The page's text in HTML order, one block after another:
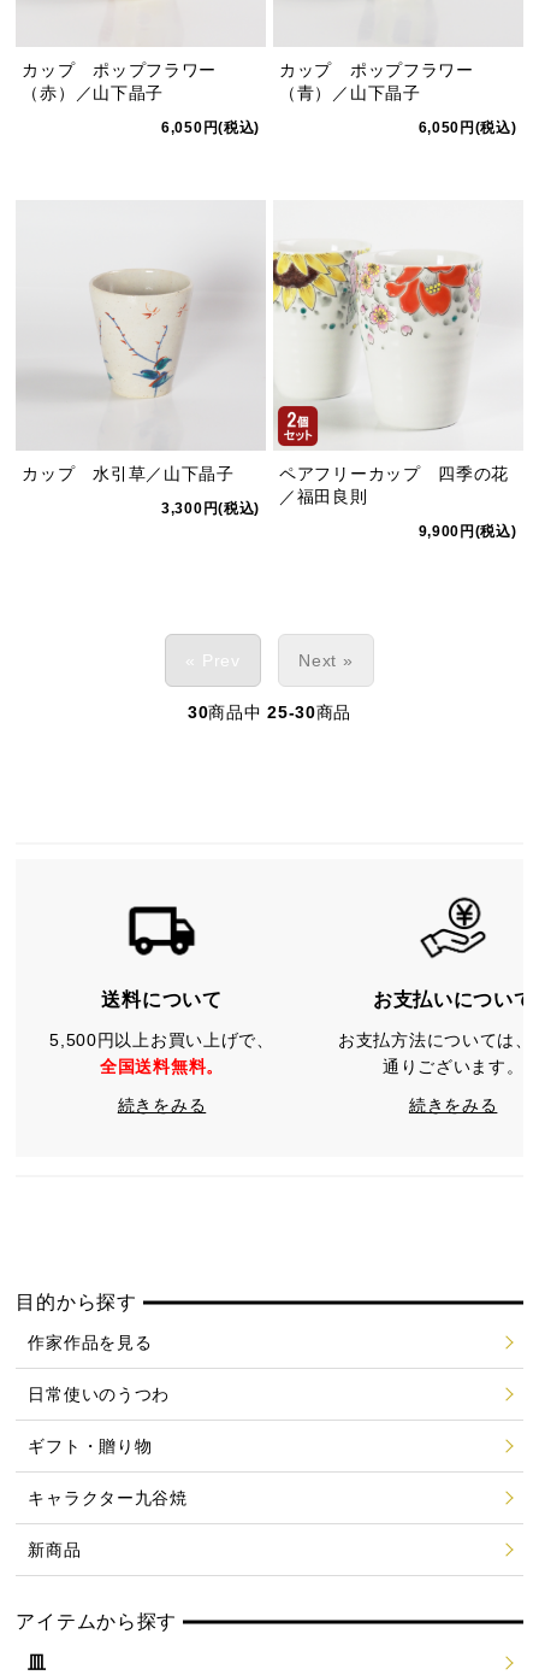
カップ ポップフラワー
（赤）／山下晶子
6,050円(税込)
カップ ポップフラワー
（青）／山下晶子
6,050円(税込)
カップ 水引草／山下晶子
3,300円(税込)
ペアフリーカップ 四季の花
／福田良則
9,900円(税込)
« Prev Next »
30商品中 25-30商品
送料について
5,500円以上お買い上げで、
全国送料無料。
続きをみる
お支払いについて
お支払方法については、
通りございます。
続きをみる
目的から探す
作家作品を見る
日常使いのうつわ
ギフト・贈り物
キャラクター九谷焼
新商品
アイテムから探す
皿